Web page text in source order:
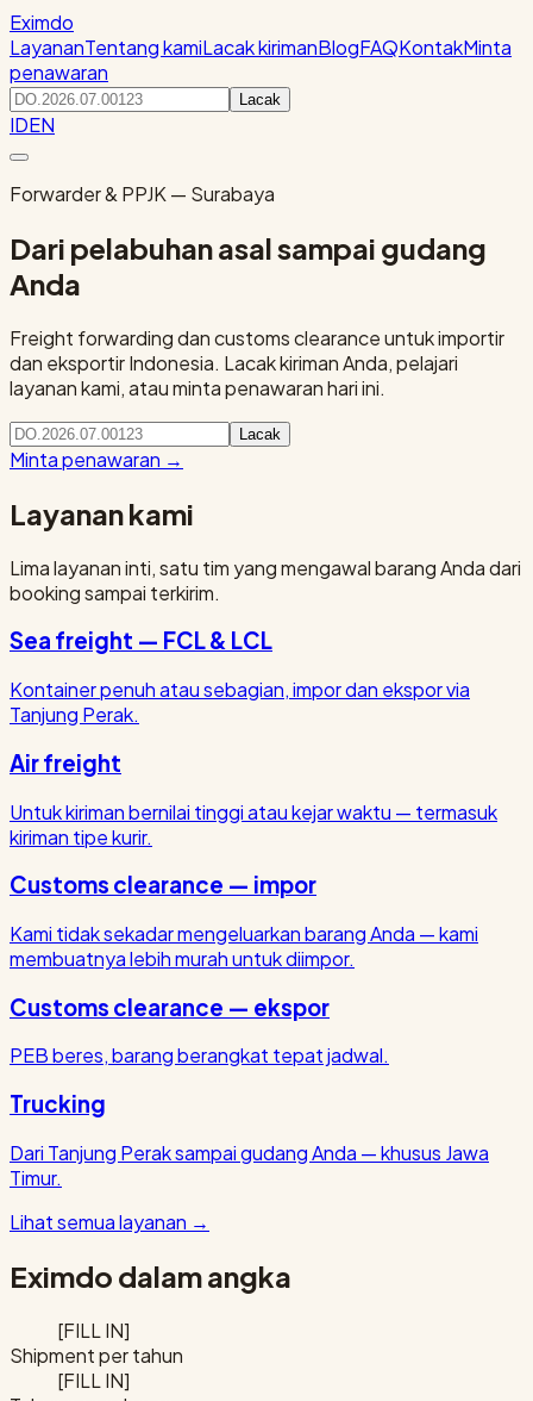
Eximdo
LayananTentang kamiLacak kirimanBlogFAQKontakMinta
penawaran
Lacak
IDEN
Forwarder & PPJK — Surabaya
Dari pelabuhan asal sampai gudang
Anda
Freight forwarding dan customs clearance untuk importir
dan eksportir Indonesia. Lacak kiriman Anda, pelajari
layanan kami, atau minta penawaran hari ini.
Lacak
Minta penawaran →
Layanan kami
Lima layanan inti, satu tim yang mengawal barang Anda dari
booking sampai terkirim.
Sea freight — FCL & LCL
Kontainer penuh atau sebagian, impor dan ekspor via
Tanjung Perak.
Air freight
Untuk kiriman bernilai tinggi atau kejar waktu — termasuk
kiriman tipe kurir.
Customs clearance — impor
Kami tidak sekadar mengeluarkan barang Anda — kami
membuatnya lebih murah untuk diimpor.
Customs clearance — ekspor
PEB beres, barang berangkat tepat jadwal.
Trucking
Dari Tanjung Perak sampai gudang Anda — khusus Jawa
Timur.
Lihat semua layanan →
Eximdo dalam angka
[FILL IN]
Shipment per tahun
[FILL IN]